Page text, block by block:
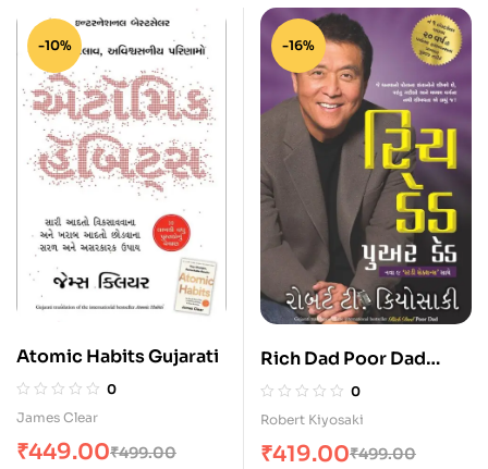
-10%
Atomic Habits Gujarati
0
James Clear
₹499.00
₹449.00
-16%
Rich Dad Poor Dad
Gujarati
0
Robert Kiyosaki
₹499.00
₹419.00